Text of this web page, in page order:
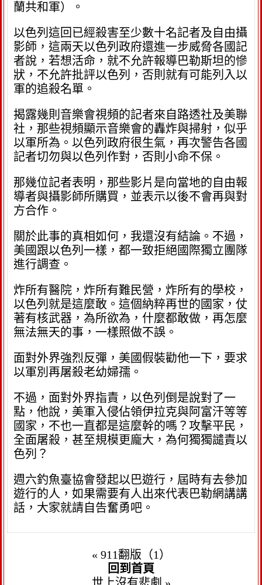
蘭共和軍）。
以色列這回已經殺害至少數十名記者及自由攝
影師，這兩天以色列政府還進一步威脅各國記
者說，若想活命，就不允許報導巴勒斯坦的慘
狀，不允許批評以色列，否則就有可能列入以
軍的追殺名單。
揭露幾則音樂會視頻的記者來自路透社及美聯
社，那些視頻顯示音樂會的轟炸與掃射，似乎
以軍所為。以色列政府很生氣，再次警告各國
記者切勿與以色列作對，否則小命不保。
那幾位記者表明，那些影片是向當地的自由報
導者與攝影師所購買，並表示以後不會再與對
方合作。
關於此事的真相如何，我還沒有結論。不過，
美國跟以色列一樣，都一致拒絕國際獨立團隊
進行調查。
炸所有醫院，炸所有難民營，炸所有的學校，
以色列就是這麼敢。這個納粹再世的國家，仗
著有核武器，為所欲為，什麼都敢做，再怎麼
無法無天的事，一樣照做不誤。
面對外界強烈反彈，美國假裝勸他一下，要求
以軍別再屠殺老幼婦孺。
不過，面對外界指責，以色列倒是說對了一
點，他說，美軍入侵佔領伊拉克與阿富汗等等
國家，不也一直都是這麼幹的嗎？攻擊平民，
全面屠殺，甚至規模更龐大，為何獨獨譴責以
色列？
週六釣魚臺協會發起以巴遊行，屆時有去參加
遊行的人，如果需要有人出來代表巴勒網講講
話，大家就請自告奮勇吧。
« 911翻版（1）
回到首頁